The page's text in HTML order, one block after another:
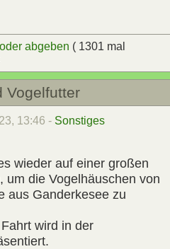
abgeben ( 1301 mal
Vogelfutter
13:46 - Sonstiges
wieder auf einer großen
um die Vogelhäuschen von
aus Ganderkesee zu
wird in der